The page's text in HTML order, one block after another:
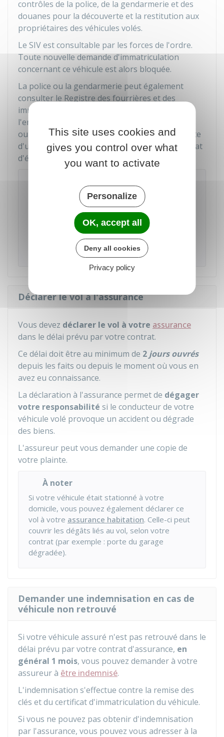
contrôles de la police, de la gendarmerie et des
douanes pour la découverte et la restitution aux
propriétaires des véhicules volés.
Le SIV est consultable par les forces de l'ordre.
Toute nouvelle demande d'immatriculation
concernant ce véhicule est alors bloquée.
La police ou la gendarmerie peut également
consulter le Registre des fourrières et des
immobilisations. Ce registre permet
l'enregistrement des véhicules mis en fourrière
ou immobilisés par les forces de l'ordre à la suite
d'une infraction et les véhicules retrouvés à l'état
d'épave.
Sur demande de son propriétaire, un vélo peut
IDENTIFIÉ ET MARQUÉavec un numéro
unique qui permet l'enregistrement sur
. La police et la gendarmerie
disposent d'un accès au Fichier national unique
des cycles identifiés (FNUCI).
Déclarer le vol à l'assurance
Vous devez déclarer le vol à votre assurance
dans le délai prévu par votre contrat.
Ce délai doit être au minimum de 2 jours ouvrés
depuis les faits ou depuis le moment où vous en
avez eu connaissance.
La déclaration à l'assurance permet de dégager
votre responsabilité si le conducteur de votre
véhicule volé provoque un accident ou dégrade
des biens.
L'assureur peut vous demander une copie de
votre plainte.
À noter
Si votre véhicule était stationné à votre
domicile, vous pouvez également déclarer ce
vol à votre assurance habitation. Celle-ci peut
couvrir les dégâts liés au vol, selon votre
contrat (par exemple : porte du garage
dégradée).
Demander une indemnisation en cas de
véhicule non retrouvé
Si votre véhicule assuré n'est pas retrouvé dans le
délai prévu par votre contrat d'assurance, en
général 1 mois, vous pouvez demander à votre
assureur à être indemnisé.
L'indemnisation s'effectue contre la remise des
clés et du certificat d'immatriculation du véhicule.
Si vous ne pouvez pas obtenir d'indemnisation
par l'assurance, vous pouvez vous adresser à la
This site uses cookies and
gives you control over what
you want to activate
Personalize
OK, accept all
Deny all cookies
Privacy policy